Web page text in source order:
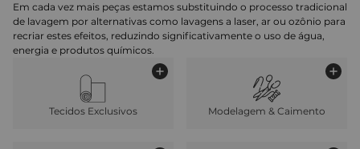
Em cada vez mais peças estamos substituindo o processo tradicional
de lavagem por alternativas como lavagens a laser, ar ou ozônio para
recriar estes efeitos, reduzindo significativamente o uso de água,
energia e produtos químicos.
Tecidos Exclusivos Modelagem & Caimento